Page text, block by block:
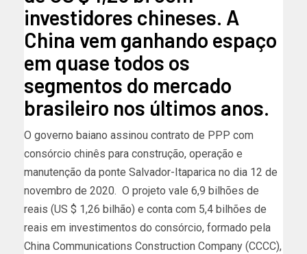
investidores chineses. A
China vem ganhando espaço
em quase todos os
segmentos do mercado
brasileiro nos últimos anos.
O governo baiano assinou contrato de PPP com
consórcio chinês para construção, operação e
manutenção da ponte Salvador-Itaparica no dia 12 de
novembro de 2020. O projeto vale 6,9 ​​bilhões de
reais (US $ 1,26 bilhão) e conta com 5,4 bilhões de
reais em investimentos do consórcio, formado pela
China Communications Construction Company (CCCC),